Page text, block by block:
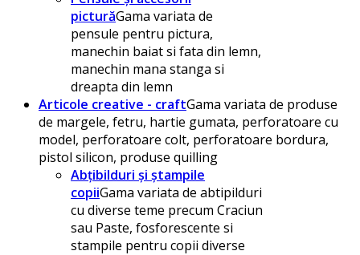
picturăGama variata de
pensule pentru pictura,
manechin baiat si fata din lemn,
manechin mana stanga si
dreapta din lemn
Articole creative - craftGama variata de produse
de margele, fetru, hartie gumata, perforatoare cu
model, perforatoare colt, perforatoare bordura,
pistol silicon, produse quilling
Abțibilduri și ștampile
copiiGama variata de abtipilduri
cu diverse teme precum Craciun
sau Paste, fosforescente si
stampile pentru copii diverse